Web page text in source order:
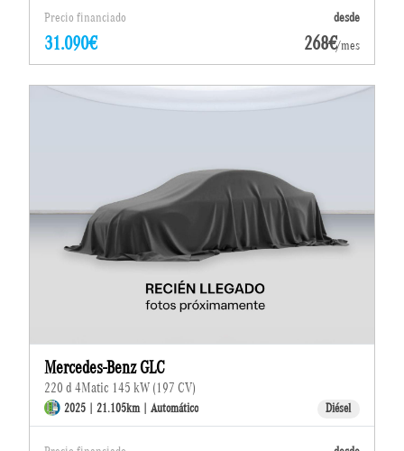
Precio financiado desde
31.090€ 268€/mes
Mercedes-Benz GLC
220 d 4Matic 145 kW (197 CV)
2025 | 21.105km | Automático Diésel